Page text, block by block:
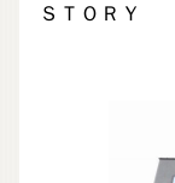
ＳＴＯＲＹ